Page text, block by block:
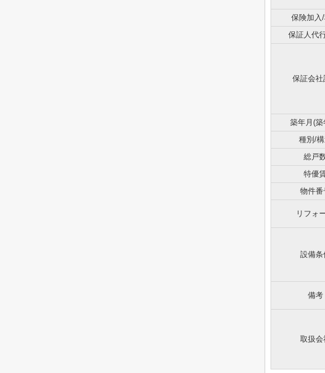
保険加入
保証人代
保証会社
築年月(築
種別/
総戸
特優
物件番
リフォ
設備条
備考
取扱会